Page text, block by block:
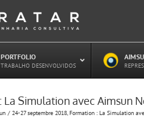
Estudo de Concessões Rodoviárias
Estudo de Capacidade (HCM)
PORTFOLIO
TRABALHO DESENVOLVIDOS
Simulation avec Aimsun
24-27 septembre 2018, Formation : La Simulation